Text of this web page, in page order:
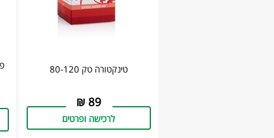
טינקטורה טק 80-120
89
₪
לרכישה ופרטים